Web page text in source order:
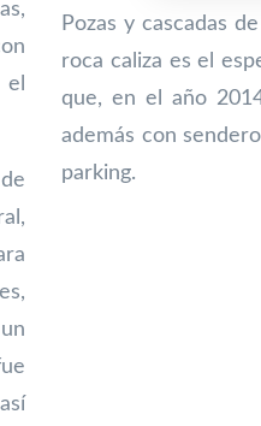
Pozas y cascadas
roca caliza es el
que, en el año
además con
parking.